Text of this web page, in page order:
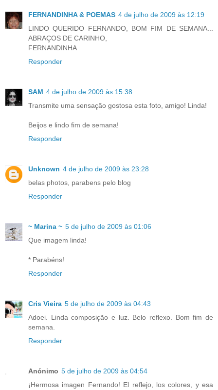
FERNANDINHA & POEMAS 4 de julho de 2009 às 12:19
LINDO QUERIDO FERNANDO, BOM FIM DE SEMANA...
ABRAÇOS DE CARINHO,
FERNANDINHA
Responder
SAM 4 de julho de 2009 às 15:38
Transmite uma sensação gostosa esta foto, amigo! Linda!
Beijos e lindo fim de semana!
Responder
Unknown 4 de julho de 2009 às 23:28
belas photos, parabens pelo blog
Responder
~ Marina ~ 5 de julho de 2009 às 01:06
Que imagem linda!
* Parabéns!
Responder
Cris Vieira 5 de julho de 2009 às 04:43
Adoei. Linda composição e luz. Belo reflexo. Bom fim de
semana.
Responder
Anónimo 5 de julho de 2009 às 04:54
¡Hermosa imagen Fernando! El reflejo, los colores, y esa